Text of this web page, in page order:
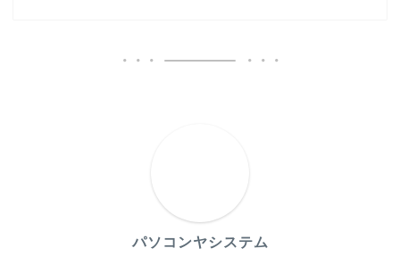
パソコンヤシステム